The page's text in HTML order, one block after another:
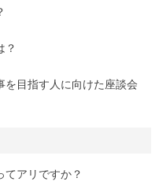
？
を目指す人に向けた座談会
てアリですか？